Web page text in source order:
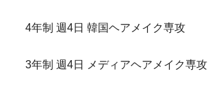
4年制 週4日 韓国ヘアメイク専攻
3年制 週4日 メディアヘアメイク専攻